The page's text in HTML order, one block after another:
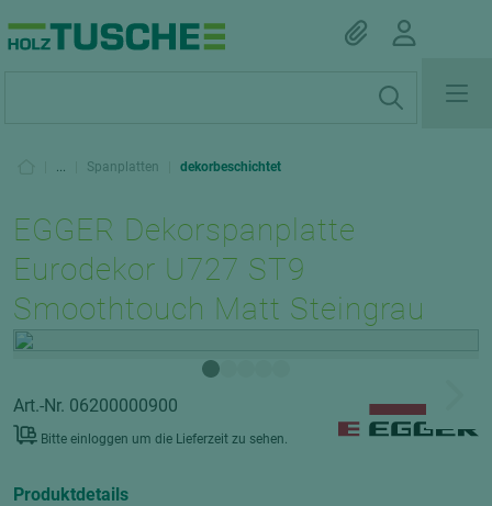
... Spanplatten dekorbeschichtet
EGGER Dekorspanplatte
Eurodekor U727 ST9
Smoothtouch Matt Steingrau
Art.-Nr. 06200000900
Bitte einloggen um die Lieferzeit zu sehen.
Produktdetails